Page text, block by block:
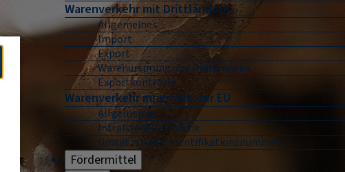
Warenverkehr mit Drittländern
Allgemeines
Import
Export
Warenursprung und Präferenzen
Exportkontrolle
Warenverkehr innerhalb der EU
Allgemeines
Intrahandelsstatistik
Umsatzsteuer-Identifikationsnummer
Fördermittel